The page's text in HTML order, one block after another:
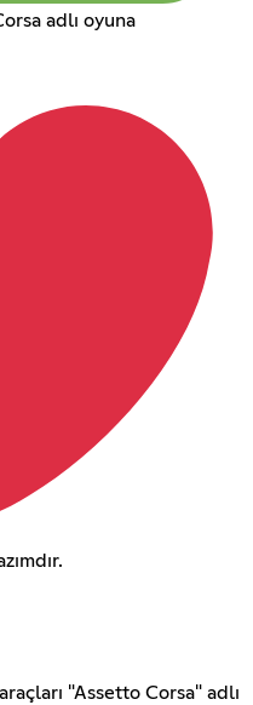
adlı oyuna
"Assetto Corsa" adlı